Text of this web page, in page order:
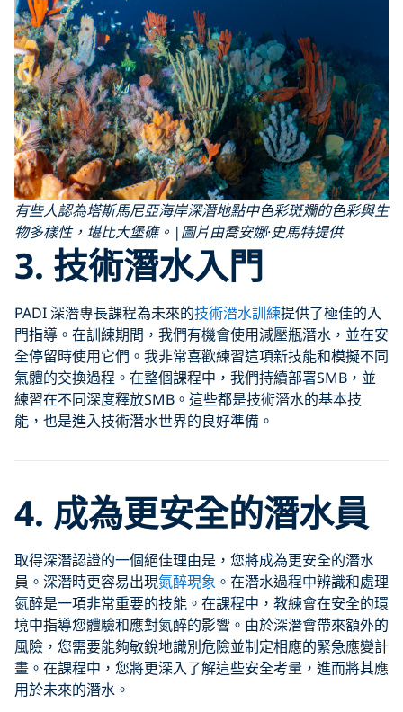
有些人認為塔斯馬尼亞海岸深潛地點中色彩斑斕的色彩與生
物多樣性，堪比大堡礁。|圖片由喬安娜·史馬特提供
3. 技術潛水入門
PADI 深潛專長課程為未來的技術潛水訓練提供了極佳的入
門指導。在訓練期間，我們有機會使用減壓瓶潛水，並在安
全停留時使用它們。我非常喜歡練習這項新技能和模擬不同
氣體的交換過程。在整個課程中，我們持續部署SMB，並
練習在不同深度釋放SMB。這些都是技術潛水的基本技
能，也是進入技術潛水世界的良好準備。
4. 成為更安全的潛水員
取得深潛認證的一個絕佳理由是，您將成為更安全的潛水
員。深潛時更容易出現氮醉現象 。在潛水過程中辨識和處理
氮醉是一項非常重要的技能。在課程中，教練會在安全的環
境中指導您體驗和應對氮醉的影響。由於深潛會帶來額外的
風險，您需要能夠敏銳地識別危險並制定相應的緊急應變計
畫。在課程中，您將更深入了解這些安全考量，進而將其應
用於未來的潛水。